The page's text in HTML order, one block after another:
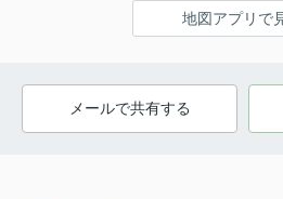
地図アプリで
メールで共有する